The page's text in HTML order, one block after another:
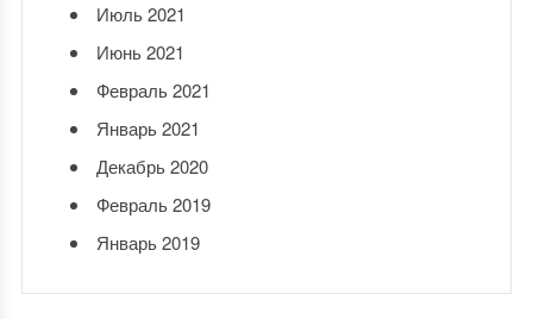
Июль 2021
Июнь 2021
Февраль 2021
Январь 2021
Декабрь 2020
Февраль 2019
Январь 2019